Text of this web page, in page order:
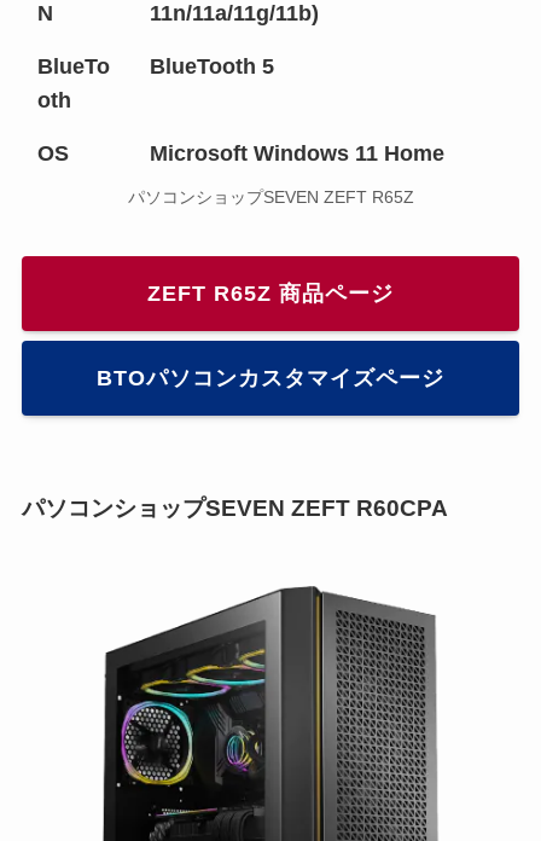
N
11n/11a/11g/11b)
BlueTo
oth
BlueTooth 5
OS Microsoft Windows 11 Home
パソコンショップSEVEN ZEFT R65Z
ZEFT R65Z 商品ページ
BTOパソコンカスタマイズページ
パソコンショップSEVEN ZEFT R60CPA